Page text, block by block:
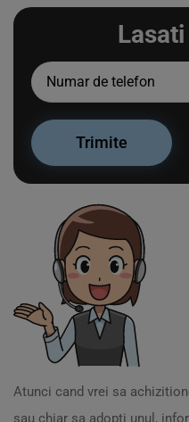
Atunci cand vrei sa
sau chiar sa adopti unul,